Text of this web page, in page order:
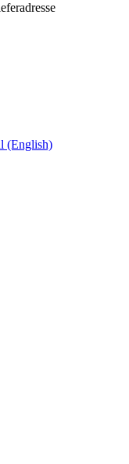
(English)